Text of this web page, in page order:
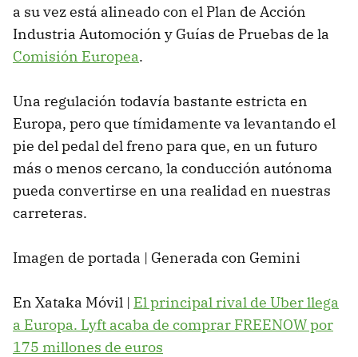
a su vez está alineado con el Plan de Acción
Industria Automoción y Guías de Pruebas de la
Comisión Europea.
Una regulación todavía bastante estricta en
Europa, pero que tímidamente va levantando el
pie del pedal del freno para que, en un futuro
más o menos cercano, la conducción autónoma
pueda convertirse en una realidad en nuestras
carreteras.
Imagen de portada | Generada con Gemini
En Xataka Móvil | El principal rival de Uber llega
a Europa. Lyft acaba de comprar FREENOW por
175 millones de euros